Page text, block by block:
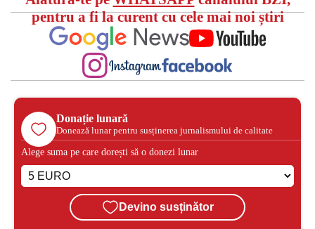
pentru a fi la curent cu cele mai noi știri
Donație lunară
Donează lunar pentru susținerea jurnalismului de calitate
Alege suma pe care dorești să o donezi lunar
Devino susținător